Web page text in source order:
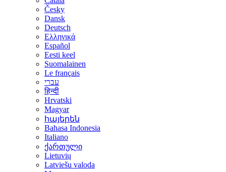
Česky
Dansk
Deutsch
Ελληνικά
Español
Eesti keel
Suomalainen
Le français
עברי
हिन्दी
Hrvatski
Magyar
հայերեն
Bahasa Indonesia
Italiano
ქართული
Lietuvių
Latviešu valoda